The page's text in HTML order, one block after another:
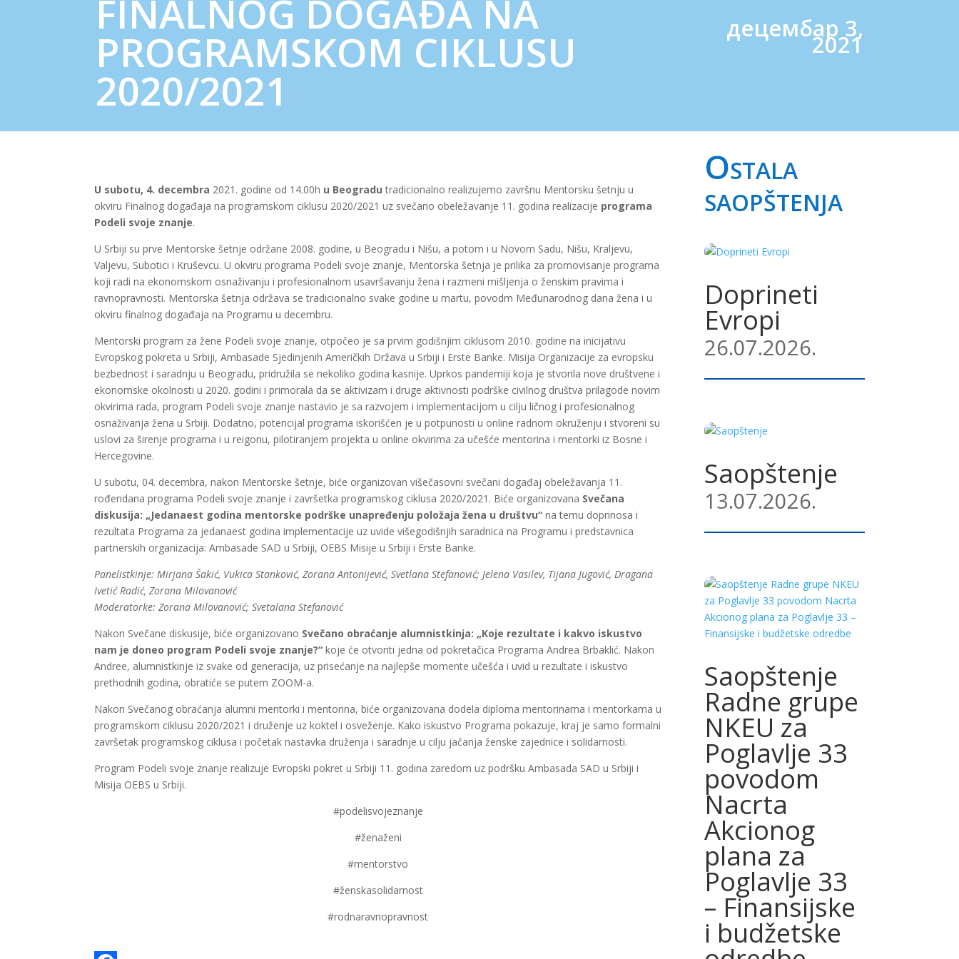
FINALNOG DOGAĐA NA
PROGRAMSKOM CIKLUSU
2020/2021
децембар 3,
2021
U subotu, 4. decembra 2021. godine od 14.00h u Beogradutradicionalno realizujemo završnu Mentorsku šetnju u
okviru Finalnog događaja na programskom ciklusu 2020/2021 uz svečano obeležavanje 11. godina realizacije programa
Podeli svoje znanje.
U Srbiji su prve Mentorske šetnje održane 2008. godine, u Beogradu i Nišu, a potom i u Novom Sadu, Nišu, Kraljevu,
Valjevu, Subotici i Kruševcu. U okviru programa Podeli svoje znanje, Mentorska šetnja je prilika za promovisanje programa
koji radi na ekonomskom osnaživanju i profesionalnom usavršavanju žena i razmeni mišljenja o ženskim pravima i
ravnopravnosti. Mentorska šetnja održava se tradicionalno svake godine u martu, povodm Međunarodnog dana žena i u
okviru finalnog događaja na Programu u decembru.
Mentorski program za žene Podeli svoje znanje, otpočeo je sa prvim godišnjim ciklusom 2010. godine na inicijativu
Evropskog pokreta u Srbiji, Ambasade Sjedinjenih Američkih Država u Srbiji i Erste Banke. Misija Organizacije za evropsku
bezbednost i saradnju u Beogradu, pridružila se nekoliko godina kasnije. Uprkos pandemiji koja je stvorila nove društvene i
ekonomske okolnosti u 2020. godini i primorala da se aktivizam i druge aktivnosti podrške civilnog društva prilagode novim
okvirima rada, program Podeli svoje znanje nastavio je sa razvojem i implementacijom u cilju ličnog i profesionalnog
osnaživanja žena u Srbiji. Dodatno, potencijal programa iskorišćen je u potpunosti u online radnom okruženju i stvoreni su
uslovi za širenje programa i u reigonu, pilotiranjem projekta u online okvirima za učešće mentorina i mentorki iz Bosne i
Hercegovine.
U subotu, 04. decembra, nakon Mentorske šetnje, biće organizovan višečasovni svečani događaj obeležavanja 11.
rođendana programa Podeli svoje znanje i završetka programskog ciklusa 2020/2021. Biće organizovana Svečana
diskusija: „Jedanaest godina mentorske podrške unapređenju položaja žena u društvu“ na temu doprinosa i
rezultata Programa za jedanaest godina implementacije uz uvide višegodišnjih saradnica na Programu i predstavnica
partnerskih organizacija: Ambasade SAD u Srbiji, OEBS Misije u Srbiji i Erste Banke.
Panelistkinje: Mirjana Šakić, Vukica Stanković, Zorana Antonijević, Svetlana Stefanović; Jelena Vasilev, Tijana Jugović, Dragana
Ivetić Radić, Zorana Milovanović
Moderatorke: Zorana Milovanović; Svetalana Stefanović
Nakon Svečane diskusije, biće organizovano Svečano obraćanje alumnistkinja: „Koje rezultate i kakvo iskustvo
nam je doneo program Podeli svoje znanje?“ koje će otvoriti jedna od pokretačica Programa Andrea Brbaklić. Nakon
Andree, alumnistkinje iz svake od generacija, uz prisećanje na najlepše momente učešća i uvid u rezultate i iskustvo
prethodnih godina, obratiće se putem ZOOM-a.
Nakon Svečanog obraćanja alumni mentorki i mentorina, biće organizovana dodela diploma mentorinama i mentorkama u
programskom ciklusu 2020/2021 i druženje uz koktel i osveženje. Kako iskustvo Programa pokazuje, kraj je samo formalni
završetak programskog ciklusa i početak nastavka druženja i saradnje u cilju jačanja ženske zajednice i solidarnosti.
Program Podeli svoje znanje realizuje Evropski pokret u Srbiji 11. godina zaredom uz podršku Ambasada SAD u Srbiji i
Misija OEBS u Srbiji.
#podelisvojeznanje
#ženaženi
#mentorstvo
#ženskasolidarnost
#rodnaravnopravnost
Ostala
saopštenja
Doprineti
Evropi
26.07.2026.
Saopštenje
13.07.2026.
Saopštenje
Radne grupe
NKEU za
Poglavlje 33
povodom
Nacrta
Akcionog
plana za
Poglavlje 33
– Finansijske
i budžetske